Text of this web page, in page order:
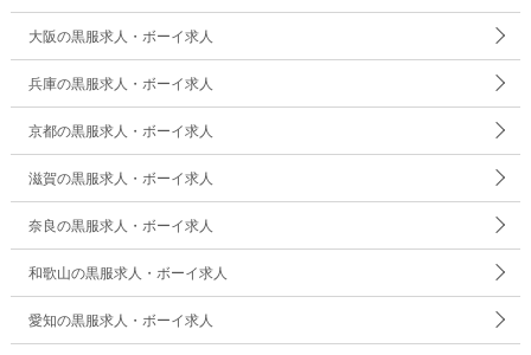
大阪の黒服求人・ボーイ求人
兵庫の黒服求人・ボーイ求人
京都の黒服求人・ボーイ求人
滋賀の黒服求人・ボーイ求人
奈良の黒服求人・ボーイ求人
和歌山の黒服求人・ボーイ求人
愛知の黒服求人・ボーイ求人